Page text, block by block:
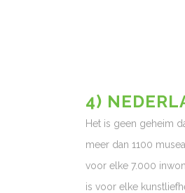
4)
Het is geen geheim
meer dan 1100
voor elke 7.000
is voor elke